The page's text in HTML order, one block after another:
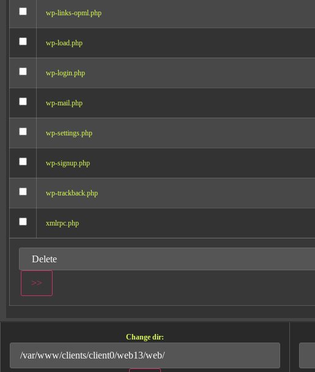
wp-links-opml.php
wp-load.php
wp-login.php
wp-mail.php
wp-settings.php
wp-signup.php
wp-trackback.php
xmlrpc.php
Change dir: